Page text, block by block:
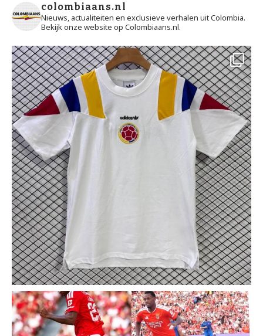
colombiaans.nl
Nieuws, actualiteiten en exclusieve verhalen uit Colombia.
Bekijk onze website op Colombiaans.nl.